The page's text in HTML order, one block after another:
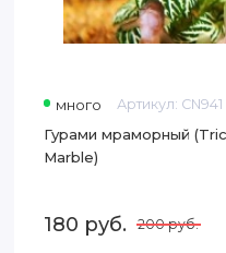
много Артикул: CN941
Гурами мраморный
Marble)
180 руб. 200руб.